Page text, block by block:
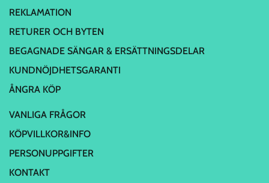
REKLAMATION
RETURER OCH BYTEN
BEGAGNADE SÄNGAR & ERSÄTTNINGSDELAR
KUNDNÖJDHETSGARANTI
ÅNGRA KÖP
VANLIGA FRÅGOR
KÖPVILLKOR&INFO
PERSONUPPGIFTER
KONTAKT